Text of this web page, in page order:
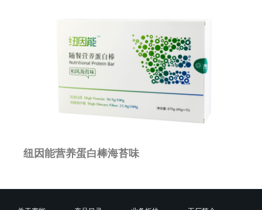
纽因能营养蛋白棒海苔味